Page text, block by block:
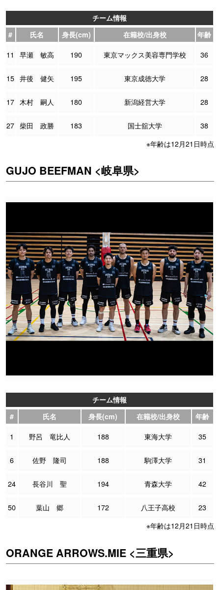
チーム情報
#
氏名 身長(cm) 在籍校/出身校 年齢
11 早瀬 敏高 190 東京マックス美容専門学校 36
15 井後 健矢 195 東京成徳大学 28
17 木村 嗣人 180 新潟経営大学 28
27 柴田 政勝 183 国士舘大学
38
※年齢は12月21日時点
GUJO BEEFMAN <岐阜県>
チーム情報
#
氏名 身長(cm) 在籍校/出身校 年齢
1 野呂 竜比人 188 東海大学 35
6 佐野 隆司 188 駒澤大学 31
24 長谷川 聖 194 青森大学 42
50 葉山 郷 172 八王子高校
23
※年齢は12月21日時点
ORANGE ARROWS.MIE <三重県>